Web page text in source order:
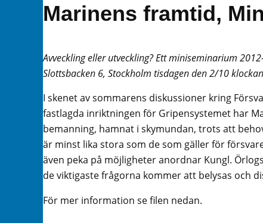
Marinens framtid,
Avveckling eller utveckling? Ett miniseminarium
Slottsbacken 6, Stockholm tisdagen den 2/10
I skenet av sommarens diskussioner kring
fastlagda inriktningen för Gripensystemet har
bemanning, hamnat i skymundan, trots att
är minst lika stora som de som gäller för
även peka på möjligheter anordnar Kungl.
de viktigaste frågorna kommer att belysas och
För mer information se filen nedan.